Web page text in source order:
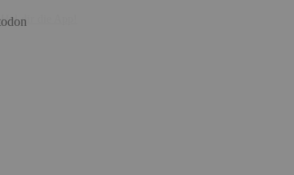
Hol dir die App!